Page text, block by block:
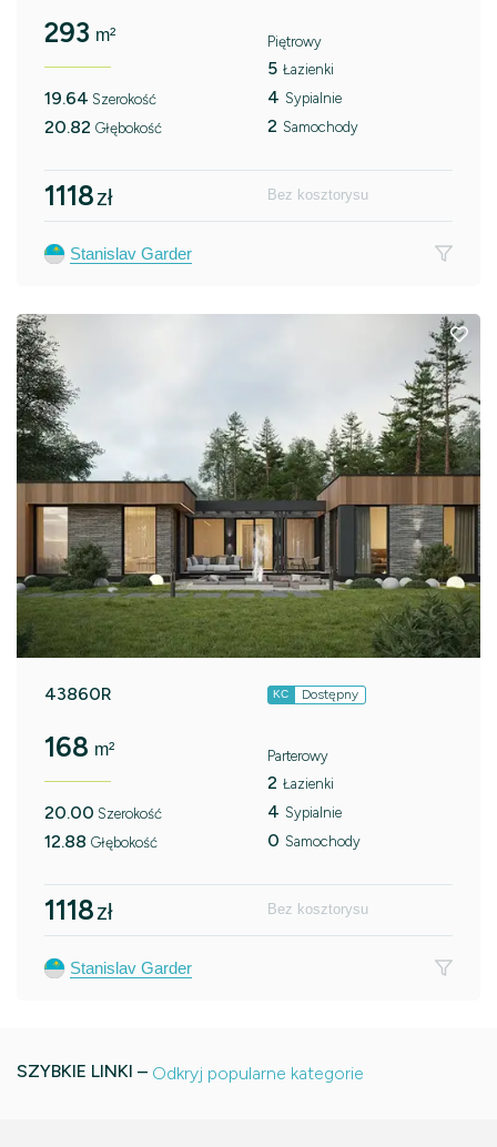
293 m²
19.64 Szerokość
20.82 Głębokość
Piętrowy
5 Łazienki
4 Sypialnie
2 Samochody
1118zł Bez kosztorysu
Stanislav Garder
43860R KC Dostępny
168 m²
20.00 Szerokość
12.88 Głębokość
Parterowy
2 Łazienki
4 Sypialnie
0 Samochody
1118zł Bez kosztorysu
Stanislav Garder
SZYBKIE LINKI – Odkryj popularne kategorie